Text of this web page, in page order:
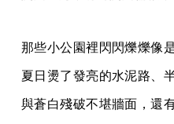
那些小公園裡閃閃爍爍像
夏日燙了發亮的水泥路、
與蒼白殘破不堪牆面，還